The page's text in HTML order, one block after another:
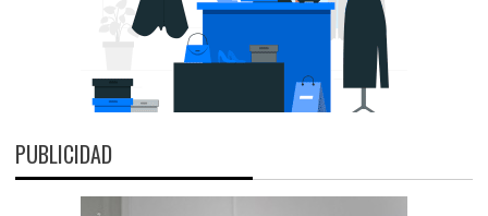
PUBLICIDAD